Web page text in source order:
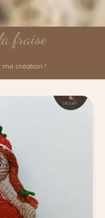
fraise
création !